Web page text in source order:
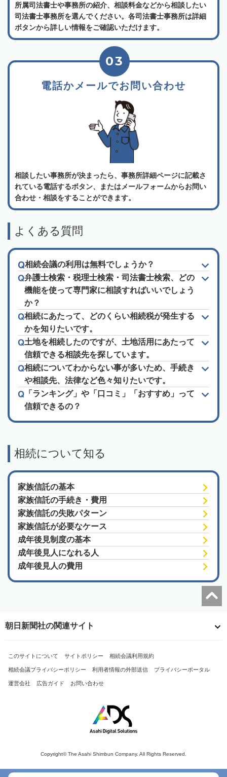
所属司法書士や事務所の紹介、相談料金などから相談したい
司法書士事務所を選んでください。各司法書士事務所は詳細
ボタンから詳しい情報をご確認いただけます。
電話かメールでお問い合わせ
03
相談したい事務所が決まったら、事務所詳細ページに記載さ
れている電話するボタン、またはメールフォームからお問い
合わせ・相談をすることができます。
よくある質問
相続会議の利用は無料でしょうか？
弁護士検索・税理士検索・司法書士検索、どの
機能を使って専門家に相談すればいいでしょう
か？
相続にあたって、どのくらい相続税が発生する
かを知りたいです。
土地を相続したのですが、土地活用にあたって
信頼できる相談先を探しています。
相続についてわからない事が多いため、手続き
や相談先、法律など色々知りたいです。
「ランキング」や「口コミ」「おすすめ」って
信頼できるの？
相続について知る
家族信託の基本
家族信託の手続き・費用
家族信託の失敗パターン
家族信託が必要なケース
成年後見制度の基本
成年後見人になれる人
成年後見人の費用
朝日新聞社の関連サイト
このサイトについて サイトポリシー 相続会議利用規約
相続会議プライバシーポリシー 利用者情報の外部送信 プライバシーポータル
運営会社 広告ガイド お問い合わせ
Copyright© The Asahi Shimbun Company. All Rights Reserved.